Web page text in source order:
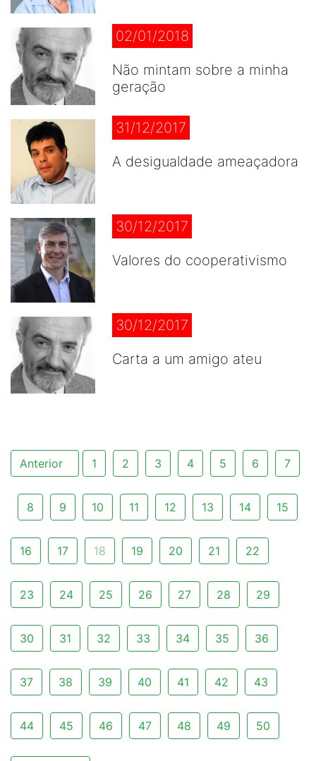
02/01/2018
Não mintam sobre a minha
geração
31/12/2017
A desigualdade ameaçadora
30/12/2017
Valores do cooperativismo
30/12/2017
Carta a um amigo ateu
Anterior 1 2 3 4 5 6 7
8 9 10 11 12 13 14 15
16 17 18 19 20 21 22
23 24 25 26 27 28 29
30 31 32 33 34 35 36
37 38 39 40 41 42 43
44 45 46 47 48 49 50